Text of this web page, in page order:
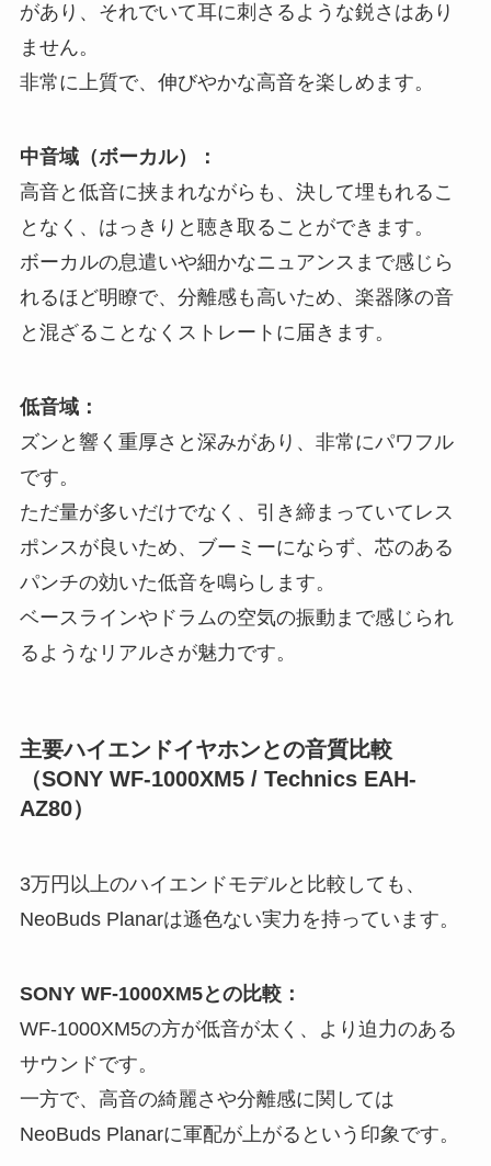
があり、それでいて耳に刺さるような鋭さはあり
ません。
非常に上質で、伸びやかな高音を楽しめます。
中音域（ボーカル）：
高音と低音に挟まれながらも、決して埋もれるこ
となく、はっきりと聴き取ることができます。
ボーカルの息遣いや細かなニュアンスまで感じら
れるほど明瞭で、分離感も高いため、楽器隊の音
と混ざることなくストレートに届きます。
低音域：
ズンと響く重厚さと深みがあり、非常にパワフル
です。
ただ量が多いだけでなく、引き締まっていてレス
ポンスが良いため、ブーミーにならず、芯のある
パンチの効いた低音を鳴らします。
ベースラインやドラムの空気の振動まで感じられ
るようなリアルさが魅力です。
主要ハイエンドイヤホンとの音質比較
（SONY WF-1000XM5 / Technics EAH-
AZ80）
3万円以上のハイエンドモデルと比較しても、
NeoBuds Planarは遜色ない実力を持っています。
SONY WF-1000XM5との比較：
WF-1000XM5の方が低音が太く、より迫力のある
サウンドです。
一方で、高音の綺麗さや分離感に関しては
NeoBuds Planarに軍配が上がるという印象です。